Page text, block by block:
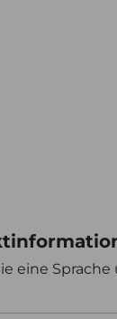
eine